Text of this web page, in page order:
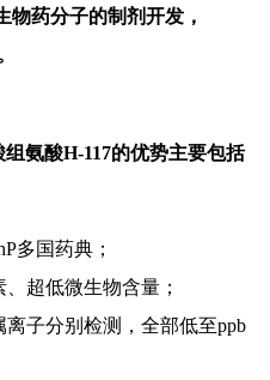
物药分子的制剂开发，
组氨酸H-117的优势主要包括
多国药典；
超低微生物含量；
离子分别检测，全部低至ppb